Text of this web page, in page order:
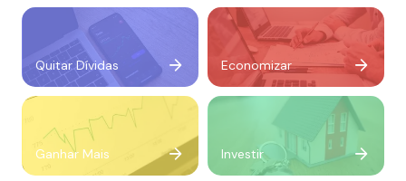
Quitar Dívidas Economizar
Ganhar Mais Investir